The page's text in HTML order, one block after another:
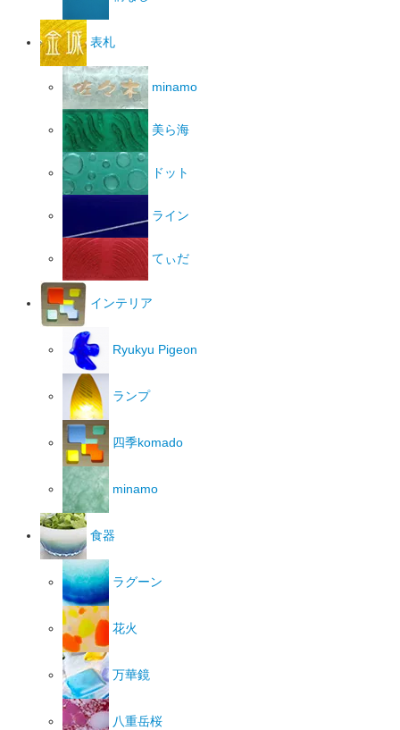
表札
minamo
美ら海
ドット
ライン
てぃだ
インテリア
Ryukyu Pigeon
ランプ
四季komado
minamo
食器
ラグーン
花火
万華鏡
八重岳桜